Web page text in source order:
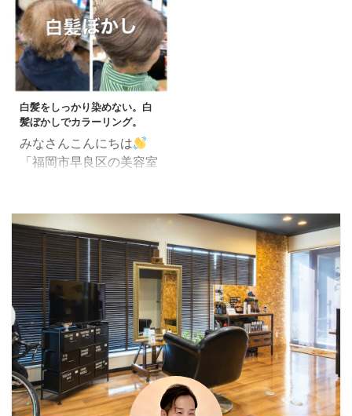
ストレートならば、髪の
ツヤやコシもアップし、
若々しさを取り戻すこと
ができます。 酸性ストレ
ートでは施術後のアフタ
ーケアが大切です。 適切
なシャンプーやトリート
メントを使って、髪を ...
ヤーPRO」 復元ドライヤ
ー このドライヤーの特徴
を簡単に解説すると、
「復元の風」という「マ
イナス電子」と「育成光
線」の風がでるドライヤ
ーというわけです。 「マ
イナス電子」巷では「マ
イナスイオン」なんて呼
正しくは「マイナス電
子」です。 なぜ「マイナ
ス電子」がよいかという
とパサつく、乾燥した髪
の毛の表面には 「プラス
電子」が帯電していま
す。いわゆる静電気 ...
が減ってしまうパターン
女性の方は、毛が痩せ細
っていくパターンで薄毛
に悩んでいる方が多く、
男性の方は、本数そのも
のが抜けて薄毛に見えて
しまっている方 ...
白髪をしっかり染めない。白
髪ぼかしでカラーリング。
みなさんこんにちは
「福岡市早良区の美容室
く言われますが、個人的
には昔のように「暗く染
める」という選択肢しか
なかった時代と比べると
今の時代は「オシャレ染
め」も「白髪染め」もデ
ザイン的にそんなに大し
た差はないように感じま
す。 白髪といっても、単
に色素が入っていない毛
というだけで、毛そのも